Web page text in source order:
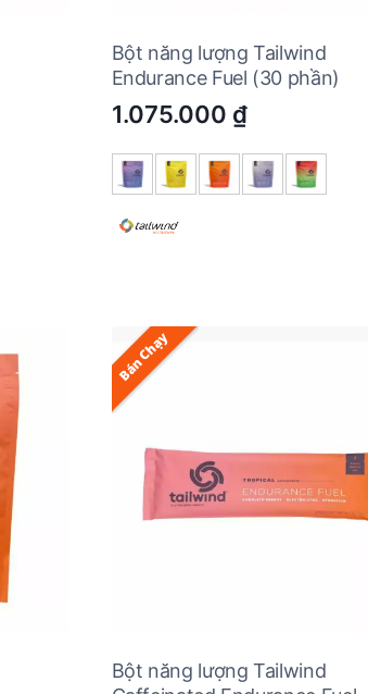
Bột năng lượng Tailwind
Endurance Fuel (30 phần)
1.075.000 ₫
Bán Chạy
Bột năng lượng Tailwind